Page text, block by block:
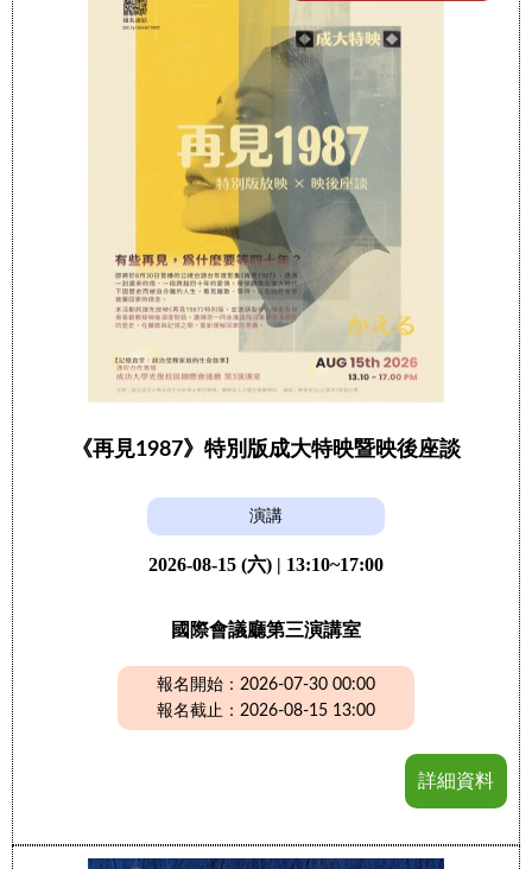
《再見1987》特別版成大特映暨映後座談
演講
2026-08-15 (六) | 13:10~17:00
國際會議廳第三演講室
報名開始：2026-07-30 00:00
報名截止：2026-08-15 13:00
詳細資料